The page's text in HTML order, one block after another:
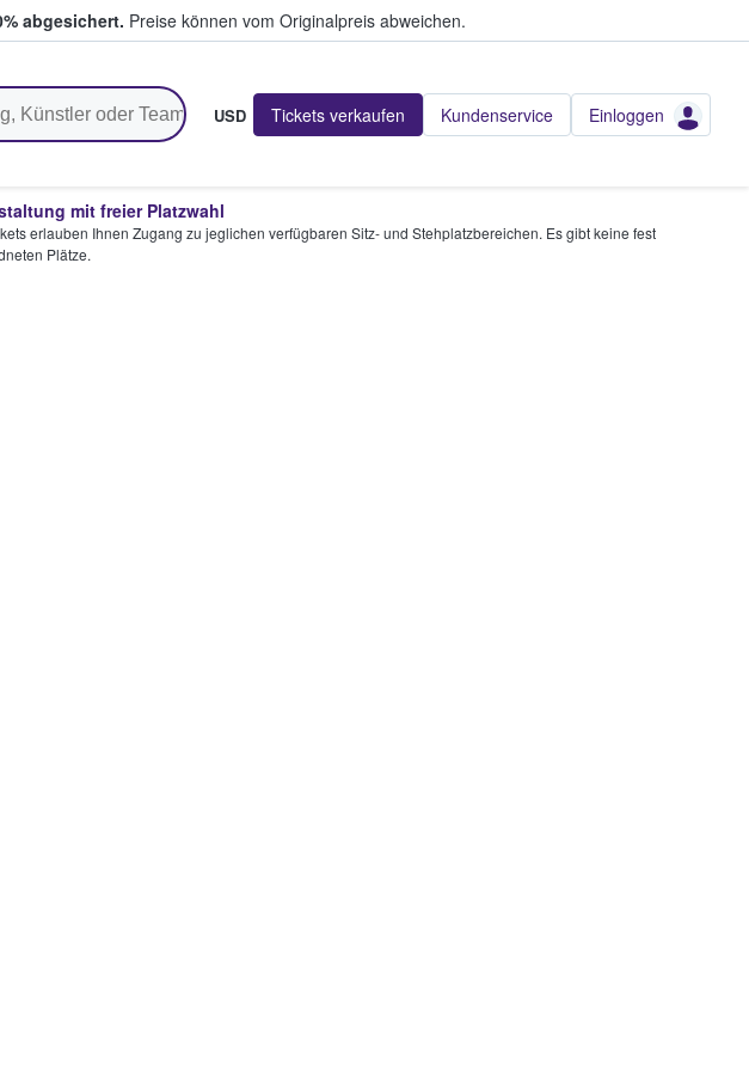
abgesichert. Preise können vom Originalpreis abweichen.
USD Tickets verkaufen Kundenservice Einloggen
mit freier Platzwahl
erlauben Ihnen Zugang zu jeglichen verfügbaren Sitz- und Stehplatzbereichen. Es gibt keine fest
Plätze.